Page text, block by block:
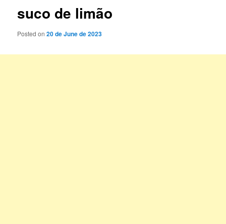
suco de limão
Posted on20 de June de 2023